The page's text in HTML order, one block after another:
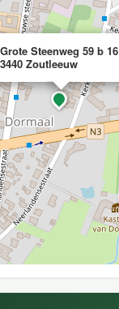
Grote Steenweg 59 b 16
3440 Zoutleeuw